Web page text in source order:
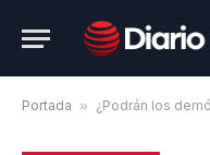
Portada » ¿Podrán los